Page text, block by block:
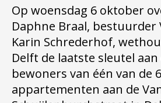
Op woensdag 6 oktober
Daphne Braal, bestuurder
Karin Schrederhof,
Delft de laatste sleutel
bewoners van één van de
appartementen aan de